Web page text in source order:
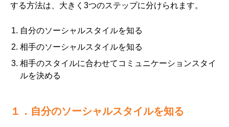
する方法は、大きく3つのステップに分けられます。
自分のソーシャルスタイルを知る
相手のソーシャルスタイルを知る
相手のスタイルに合わせてコミュニケーションスタイ
ルを決める
１．自分のソーシャルスタイルを知る